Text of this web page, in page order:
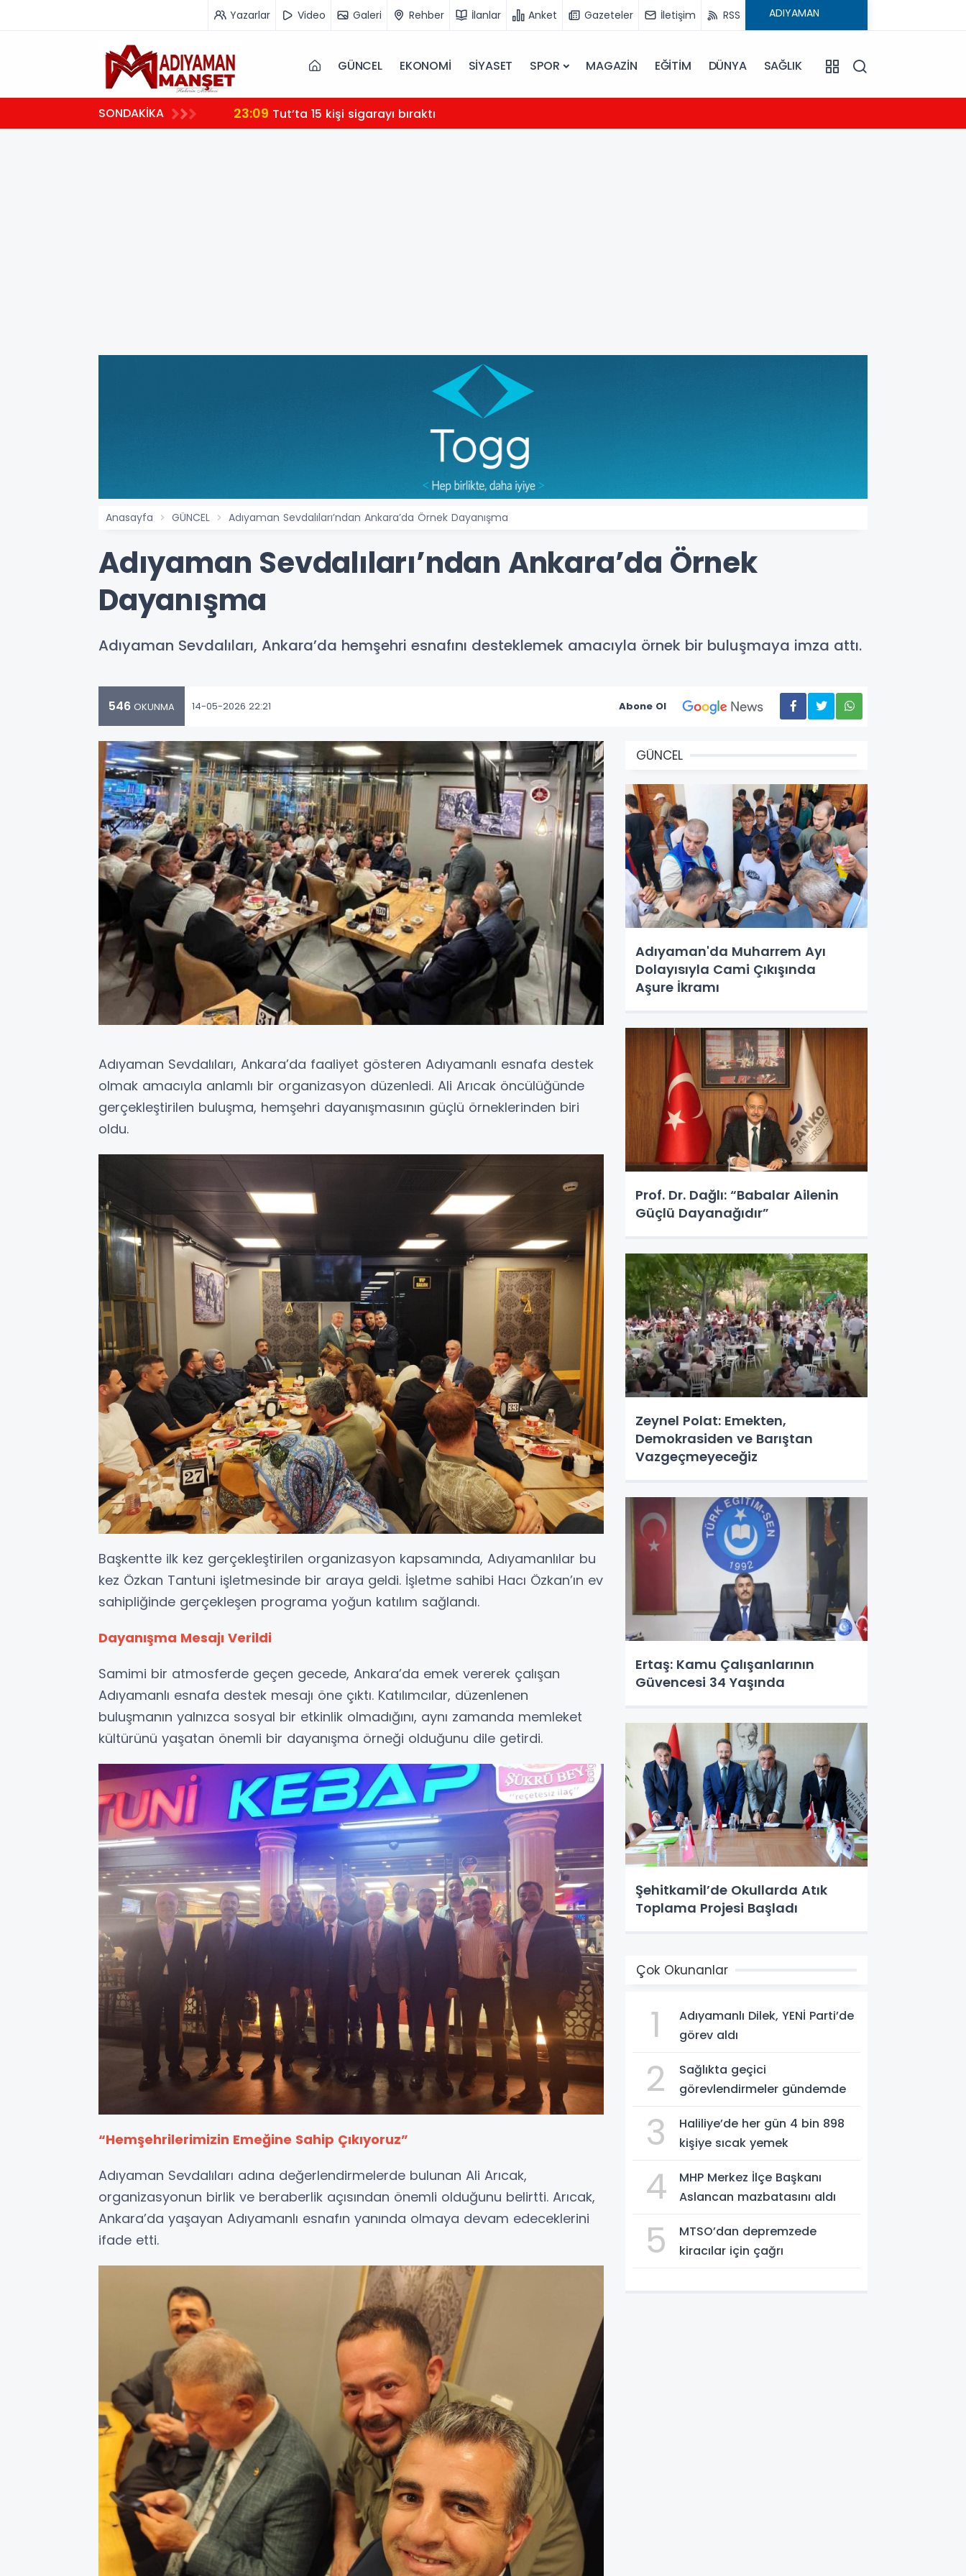
Yazarlar Video Galeri Rehber İlanlar Anket Gazeteler İletişim RSS
GÜNCEL EKONOMİ SİYASET SPOR MAGAZİN EĞİTİM DÜNYA SAĞLIK
SONDAKİKA 23:09 Tut’ta 15 kişi sigarayı bıraktı
Anasayfa GÜNCEL Adıyaman Sevdalıları’ndan Ankara’da Örnek Dayanışma
Adıyaman Sevdalıları’ndan Ankara’da Örnek
Dayanışma
Adıyaman Sevdalıları, Ankara’da hemşehri esnafını desteklemek amacıyla örnek bir buluşmaya imza attı.
546 OKUNMA 14-05-2026 22:21 Abone Ol
Adıyaman Sevdalıları, Ankara’da faaliyet gösteren Adıyamanlı esnafa destek
olmak amacıyla anlamlı bir organizasyon düzenledi. Ali Arıcak öncülüğünde
gerçekleştirilen buluşma, hemşehri dayanışmasının güçlü örneklerinden biri
oldu.
Başkentte ilk kez gerçekleştirilen organizasyon kapsamında, Adıyamanlılar bu
kez Özkan Tantuni işletmesinde bir araya geldi. İşletme sahibi Hacı Özkan’ın ev
sahipliğinde gerçekleşen programa yoğun katılım sağlandı.
Dayanışma Mesajı Verildi
Samimi bir atmosferde geçen gecede, Ankara’da emek vererek çalışan
Adıyamanlı esnafa destek mesajı öne çıktı. Katılımcılar, düzenlenen
buluşmanın yalnızca sosyal bir etkinlik olmadığını, aynı zamanda memleket
kültürünü yaşatan önemli bir dayanışma örneği olduğunu dile getirdi.
“Hemşehrilerimizin Emeğine Sahip Çıkıyoruz”
Adıyaman Sevdalıları adına değerlendirmelerde bulunan Ali Arıcak,
organizasyonun birlik ve beraberlik açısından önemli olduğunu belirtti. Arıcak,
Ankara’da yaşayan Adıyamanlı esnafın yanında olmaya devam edeceklerini
ifade etti.
GÜNCEL
Adıyaman'da Muharrem Ayı
Dolayısıyla Cami Çıkışında
Aşure İkramı
Prof. Dr. Dağlı: “Babalar Ailenin
Güçlü Dayanağıdır”
Zeynel Polat: Emekten,
Demokrasiden ve Barıştan
Vazgeçmeyeceğiz
Ertaş: Kamu Çalışanlarının
Güvencesi 34 Yaşında
Şehitkamil’de Okullarda Atık
Toplama Projesi Başladı
Çok Okunanlar
1
Adıyamanlı Dilek, YENİ Parti’de
görev aldı
2
Sağlıkta geçici
görevlendirmeler gündemde
3
Haliliye’de her gün 4 bin 898
kişiye sıcak yemek
4
MHP Merkez İlçe Başkanı
Aslancan mazbatasını aldı
5
MTSO’dan depremzede
kiracılar için çağrı